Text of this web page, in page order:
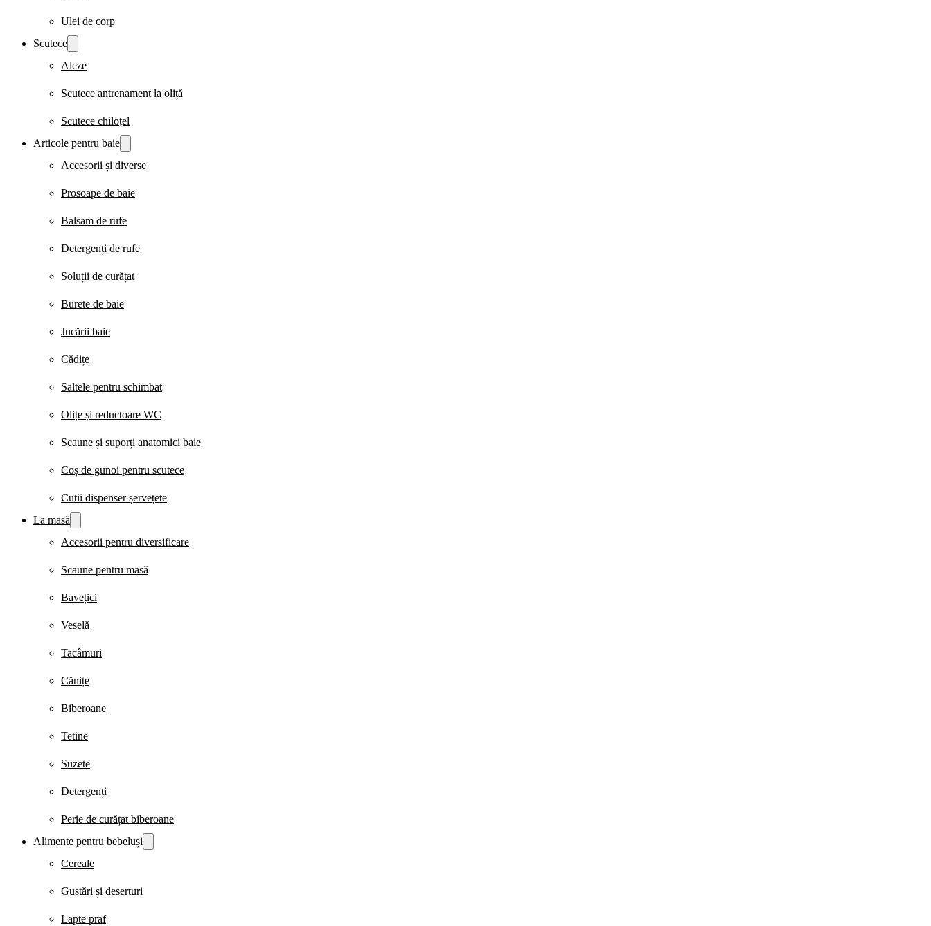
Ulei de corp
Scutece
Aleze
Scutece antrenament la oliță
Scutece chiloțel
Articole pentru baie
Accesorii și diverse
Prosoape de baie
Balsam de rufe
Detergenți de rufe
Soluții de curățat
Burete de baie
Jucării baie
Cădițe
Saltele pentru schimbat
Olițe și reductoare WC
Scaune și suporți anatomici baie
Coș de gunoi pentru scutece
Cutii dispenser șervețete
La masă
Accesorii pentru diversificare
Scaune pentru masă
Bavețici
Veselă
Tacâmuri
Cănițe
Biberoane
Tetine
Suzete
Detergenți
Perie de curățat biberoane
Alimente pentru bebeluși
Cereale
Gustări și deserturi
Lapte praf